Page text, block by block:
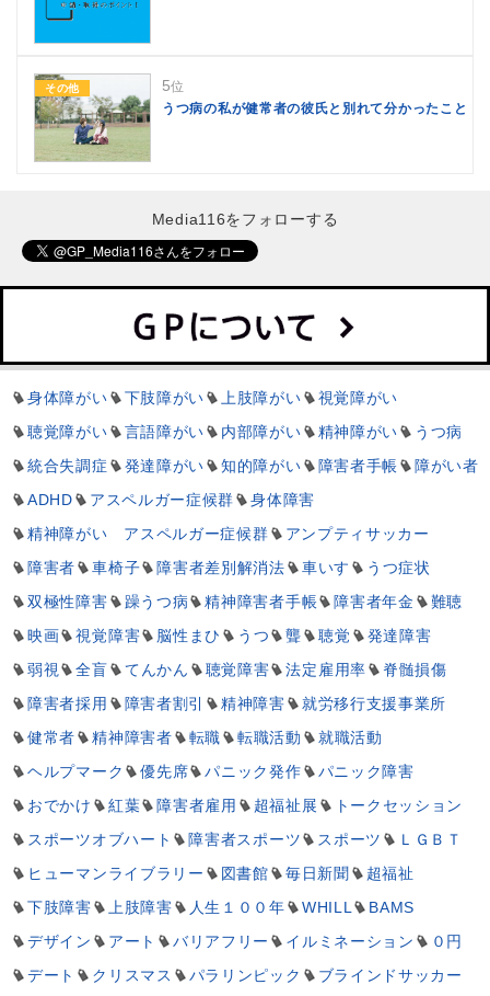
その他 5位
うつ病の私が健常者の彼氏と別れて分かったこと
Media116をフォローする
身体障がい 下肢障がい 上肢障がい
視覚障がい
聴覚障がい
言語障がい 内部障がい 精神障がい
うつ病
統合失調症
発達障がい 知的障がい 障害者手帳
障がい者
ADHD
アスペルガー症候群
身体障害
精神障がい アスペルガー症候群
アンプティサッカー
障害者
車椅子 障害者差別解消法 車いす
うつ症状
双極性障害
躁うつ病 精神障害者手帳 障害者年金
難聴
映画
視覚障害 脳性まひ うつ 聾 聴覚
発達障害
弱視
全盲 てんかん 聴覚障害 法定雇用率
脊髄損傷
障害者採用
障害者割引 精神障害
就労移行支援事業所
健常者
精神障害者 転職 転職活動
就職活動
ヘルプマーク
優先席 パニック発作
パニック障害
おでかけ
紅葉 障害者雇用 超福祉展
トークセッション
スポーツオブハート
障害者スポーツ スポーツ
ＬＧＢＴ
ヒューマンライブラリー
図書館 毎日新聞
超福祉
下肢障害
上肢障害 人生１００年 WHILL
BAMS
デザイン
アート バリアフリー イルミネーション
０円
デート
クリスマス パラリンピック
ブラインドサッカー